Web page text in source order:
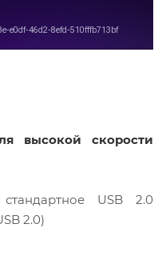
высокой скорости
USB 2.0
2.0)